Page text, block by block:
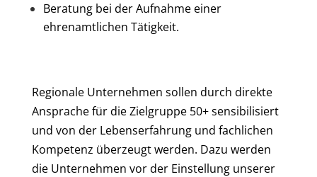
Beratung bei der Aufnahme einer
ehrenamtlichen Tätigkeit.
Regionale Unternehmen sollen durch direkte
Ansprache für die Zielgruppe 50+ sensibilisiert
und von der Lebenserfahrung und fachlichen
Kompetenz überzeugt werden. Dazu werden
die Unternehmen vor der Einstellung unserer